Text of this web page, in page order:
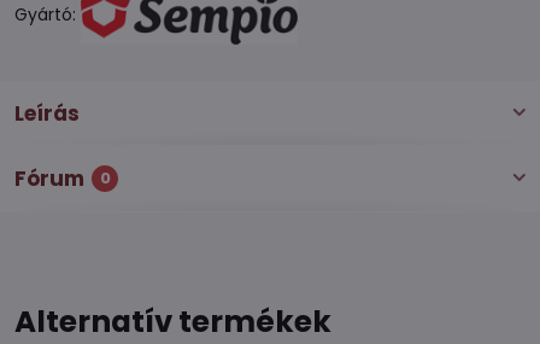
Gyártó:
Leírás
Fórum 0
Alternatív termékek